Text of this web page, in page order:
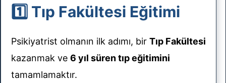
1️⃣ Tıp Fakültesi Eğitimi
Psikiyatrist olmanın ilk adımı, bir Tıp Fakültesi
kazanmak ve 6 yıl süren tıp eğitimini
tamamlamaktır.